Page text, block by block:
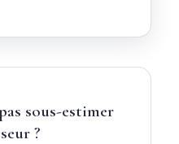
sous-estimer
?